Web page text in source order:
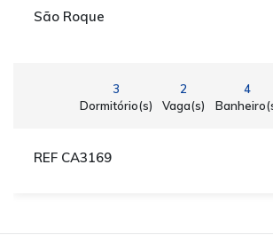
São Roque
3
Dormitório(s)
2
Vaga(s)
4
REF CA3169